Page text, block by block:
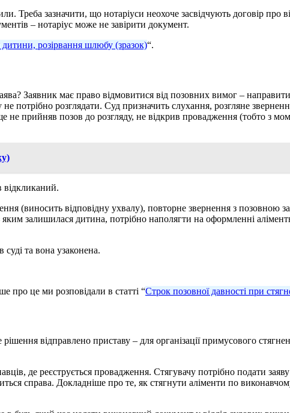
Треба зазначити, що нотаріуси неохоче засвідчують договір про
– нотаріус може не завірити документ.
розірвання шлюбу (зразок)“.
Заявник має право відмовитися від позовних вимог –
потрібно розглядати. Суд призначить слухання, розгляне
прийняв позов до розгляду, не відкрив провадження (тобто з
відкликаний.
(виносить відповідну ухвалу), повторне звернення з позовною
залишилася дитина, потрібно наполягти на оформленні
та вона узаконена.
про це ми розповідали в статті “Строк позовної давності при
відправлено приставу – для організації примусового
де реєструється провадження. Стягувачу потрібно подати
справа. Докладніше про те, як стягнути аліменти по